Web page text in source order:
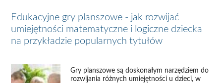
Edukacyjne gry planszowe - jak rozwijać
umiejętności matematyczne i logiczne dziecka
na przykładzie popularnych tytułów
Gry planszowe są doskonałym narzędziem do
rozwijania różnych umiejętności u dzieci, w